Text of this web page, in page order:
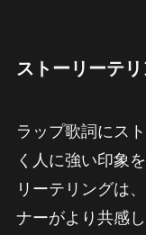
ストーリーテ
ラップ歌詞にス
く人に強い印象
リーテリングは
ナーがより共感